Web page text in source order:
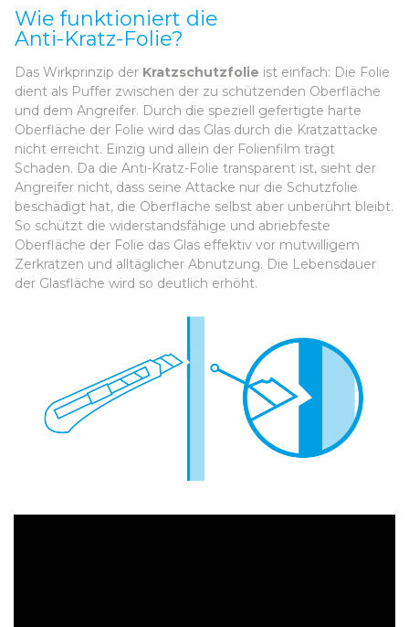
Wie funktioniert die
Anti-Kratz-Folie?
Das Wirkprinzip der Kratzschutzfolie ist einfach: Die Folie
dient als Puffer zwischen der zu schützenden Oberfläche
und dem Angreifer. Durch die speziell gefertigte harte
Oberfläche der Folie wird das Glas durch die Kratzattacke
nicht erreicht. Einzig und allein der Folienfilm trägt
Schaden. Da die Anti-Kratz-Folie transparent ist, sieht der
Angreifer nicht, dass seine Attacke nur die Schutzfolie
beschädigt hat, die Oberfläche selbst aber unberührt bleibt.
So schützt die widerstandsfähige und abriebfeste
Oberfläche der Folie das Glas effektiv vor mutwilligem
Zerkratzen und alltäglicher Abnutzung. Die Lebensdauer
der Glasfläche wird so deutlich erhöht.